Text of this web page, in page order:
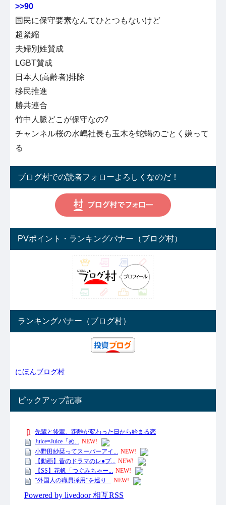
>>90
国民に保守要素なんてひとつもないけど
超緊縮
夫婦別姓賛成
LGBT賛成
日本人(高齢者)排除
移民推進
勝共連合
竹中人脈どこが保守なの?
チャンネル桜の水嶋社長も玉木を蛇蝎のごとく嫌って
る
ブログ村での読者フォローよろしくなのだ！
PVポイント・ランキングバナー（ブログ村）
ランキングバナー（ブログ村）
にほんブログ村
ピックアップ記事